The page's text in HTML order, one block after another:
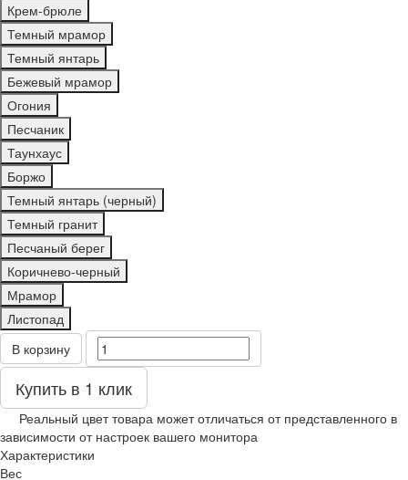
Крем-брюле
Темный мрамор
Темный янтарь
Бежевый мрамор
Огония
Песчаник
Таунхаус
Боржо
Темный янтарь (черный)
Темный гранит
Песчаный берег
Коричнево-черный
Мрамор
Листопад
В корзину
Купить в 1 клик
Реальный цвет товара может отличаться от представленного в
зависимости от настроек вашего монитора
Характеристики
Вес